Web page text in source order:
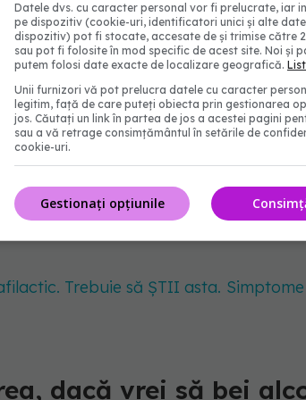
crezi că, de fapt, nu mănânci
dintr-un foc, în dieta care ar
faci lucrul acesta în fiecare seară, ce
multe kilograme.
au calorii. În studii sunt
semințe și nuci are durata de viață
e să le mâncăm, dar cu mare
Trebuie să ȘTII asta. Simptome
dacă vrei să bei
Datele dvs. cu caracter personal vor fi prelucrate, iar
pe dispozitiv (cookie-uri, identificatori unici și alte
dispozitiv) pot fi stocate, accesate de și trimise către
sau pot fi folosite în mod specific de acest site. Noi și
putem folosi date exacte de localizare geografică.
Unii furnizori vă pot prelucra datele cu caracter
legitim, față de care puteți obiecta prin gestionarea
jos. Căutați un link în partea de jos a acestei pagini
sau a vă retrage consimțământul în setările de
cookie-uri.
Gestionați opțiunile